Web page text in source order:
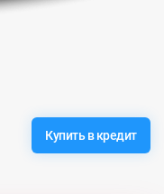
Купить в кредит